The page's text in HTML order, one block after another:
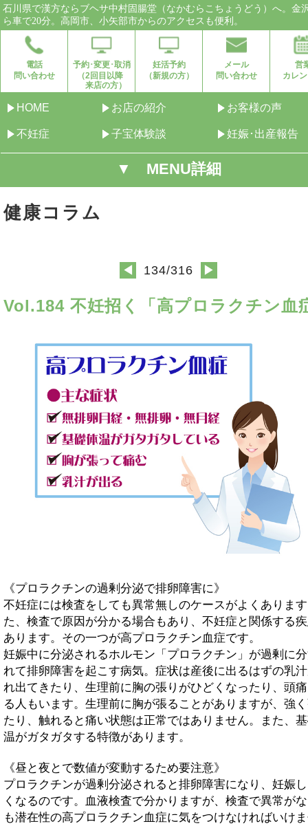
石川県で漢方ならブヘサ中村固腸堂（なかむらこちょうどう）へ。金
ら車で20分。高岡市、小矢部市からのアクセスも便利。
電話
問い合わせ
予約･変更･取消
（2回目以降
来店の方）
妊活予約
（新規の方）
メール
問い合わせ
営
カレ
HOME お店の紹介 お客様の声
不妊症 子宝体験談 妊娠･出産報告
▼ MENU詳細
健康コラム
◀ 134/316 ▶
Vol.184 不妊招く「高プロラクチン血
《プロラクチンの過剰分泌で排卵障害に》
不妊症には検査をしても異常無しのケースがよくありま
た、検査で原因が分かる場合もあり、不妊症と関係する
あります。その一つが高プロラクチン血症です。
妊娠中に分泌されるホルモン「プロラクチン」が過剰に
れて排卵障害を起こす病気。症状は産後に出るはずの乳
れ出てきたり、生理前に胸の張りがひどくなったり、頭
る人もいます。生理前に胸が張ることがありますが、強
たり、触れると痛い状態は正常ではありません。また、
温がガタガタする特徴があります。
《昼と夜とで数値が変動するため要注意》
プロラクチンが過剰分泌されると排卵障害になり、妊娠
くなるのです。血液検査で分かりますが、検査で異常が
も潜在性の高プロラクチン血症に気をつけなければいけ